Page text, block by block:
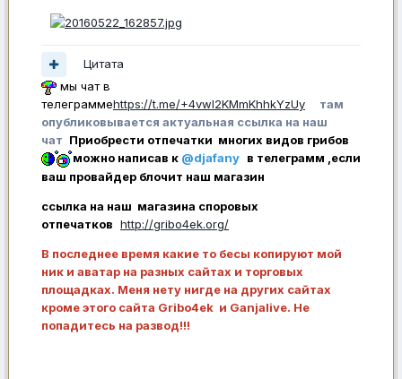
Цитата
мы чат в
телеграммеhttps://t.me/+4vwl2KMmKhhkYzUy
там
опубликовывается актуальная ссылка на наш
чат Приобрести отпечатки многих видов грибов
можно написав к @djafany в телеграмм ,если
ваш провайдер блочит наш магазин
ссылка на наш магазина споровых
отпечатков http://gribo4ek.org/
В последнее время какие то бесы копируют мой
ник и аватар на разных сайтах и торговых
площадках. Меня нету нигде на других сайтах
кроме этого сайта Gribo4ek и Ganjalive. Не
попадитесь на развод!!!